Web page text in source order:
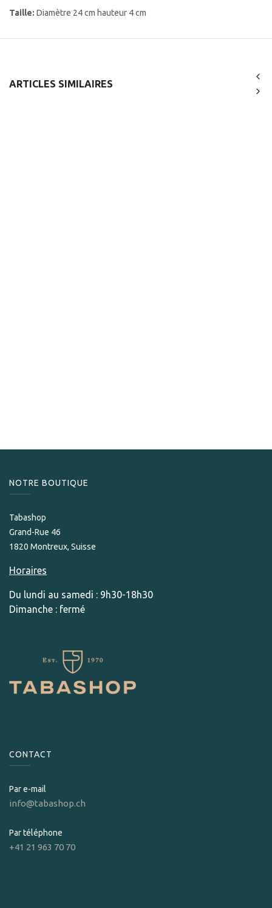
Taille: Diamètre 24 cm hauteur 4 cm
ARTICLES SIMILAIRES
NOTRE BOUTIQUE
Tabashop
Grand-Rue 46
1820 Montreux, Suisse
Horaires
Du lundi au samedi : 9h30-18h30
Dimanche : fermé
CONTACT
Par e-mail
info@tabashop.ch
Par téléphone
+41 21 963 70 70